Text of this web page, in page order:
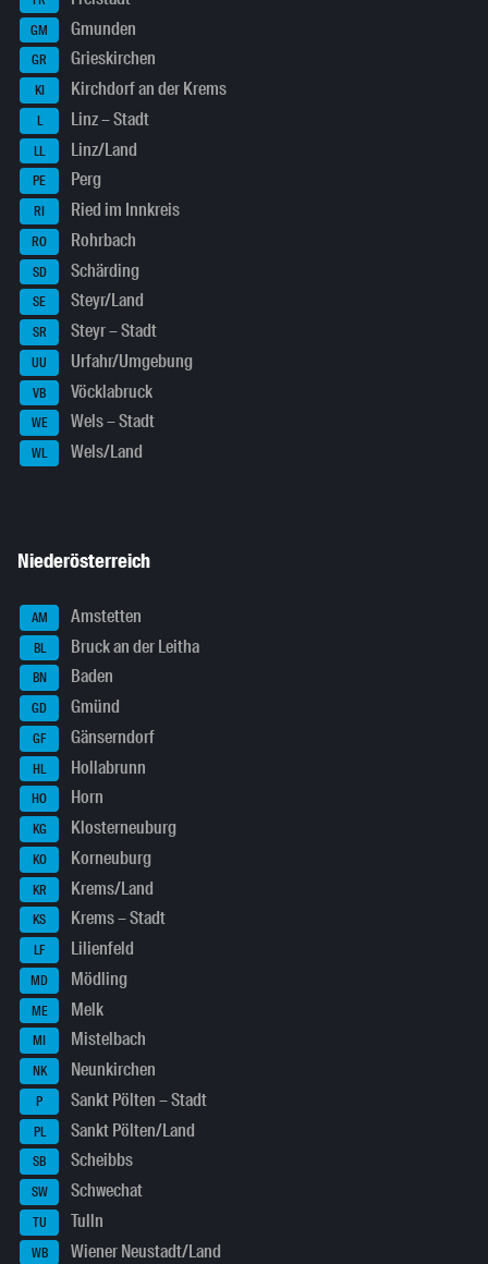
GM Gmunden
GR Grieskirchen
KI Kirchdorf an der Krems
L Linz – Stadt
LL Linz/Land
PE Perg
RI Ried im Innkreis
RO Rohrbach
SD Schärding
SE Steyr/Land
SR Steyr – Stadt
UU Urfahr/Umgebung
VB Vöcklabruck
WE Wels – Stadt
WL Wels/Land
Niederösterreich
AM Amstetten
BL Bruck an der Leitha
BN Baden
GD Gmünd
GF Gänserndorf
HL Hollabrunn
HO Horn
KG Klosterneuburg
KO Korneuburg
KR Krems/Land
KS Krems – Stadt
LF Lilienfeld
MD Mödling
ME Melk
MI Mistelbach
NK Neunkirchen
P Sankt Pölten – Stadt
PL Sankt Pölten/Land
SB Scheibbs
SW Schwechat
TU Tulln
WB Wiener Neustadt/Land